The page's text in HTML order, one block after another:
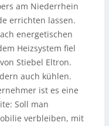
am Niederrhein
errichten lassen.
energetischen
Heizsystem fiel
Stiebel Eltron.
auch kühlen.
ist es eine
Soll man
verbleiben, mit